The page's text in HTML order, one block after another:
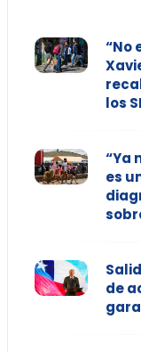
“No
los
“Ya
es
de